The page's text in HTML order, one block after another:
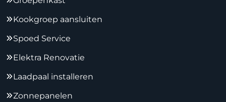
Kookgroep aansluiten
Spoed Service
Elektra Renovatie
Laadpaal installeren
Zonnepanelen